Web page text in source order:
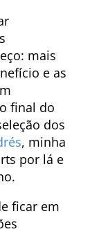
mais
e as
final do
dos
, minha
por lá e
ficar em